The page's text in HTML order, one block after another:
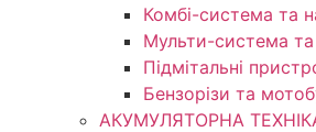
Комбі-система та
Мульти-система
Підмітальні
Бензорізи та
АКУМУЛЯТОРНА